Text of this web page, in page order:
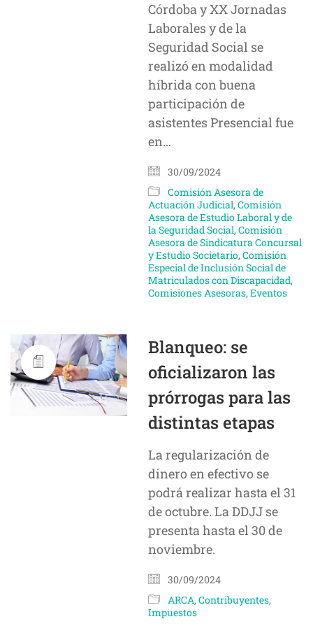
Córdoba y XX Jornadas
Laborales y de la
Seguridad Social se
realizó en modalidad
híbrida con buena
participación de
asistentes Presencial fue
en…
30/09/2024
Comisión Asesora de
Actuación Judicial,Comisión
Asesora de Estudio Laboral y de
la Seguridad Social,Comisión
Asesora de Sindicatura Concursal
y Estudio Societario,Comisión
Especial de Inclusión Social de
Matriculados con Discapacidad,
Comisiones Asesoras,Eventos
Blanqueo: se
oficializaron las
prórrogas para las
distintas etapas
La regularización de
dinero en efectivo se
podrá realizar hasta el 31
de octubre. La DDJJ se
presenta hasta el 30 de
noviembre.
30/09/2024
ARCA,Contribuyentes,
Impuestos